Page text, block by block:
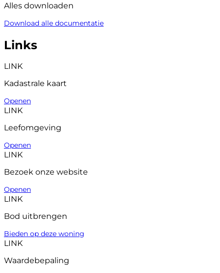
Alles downloaden
Download alle documentatie
Links
LINK
Kadastrale kaart
Openen
LINK
Leefomgeving
Openen
LINK
Bezoek onze website
Openen
LINK
Bod uitbrengen
Bieden op deze woning
LINK
Waardebepaling